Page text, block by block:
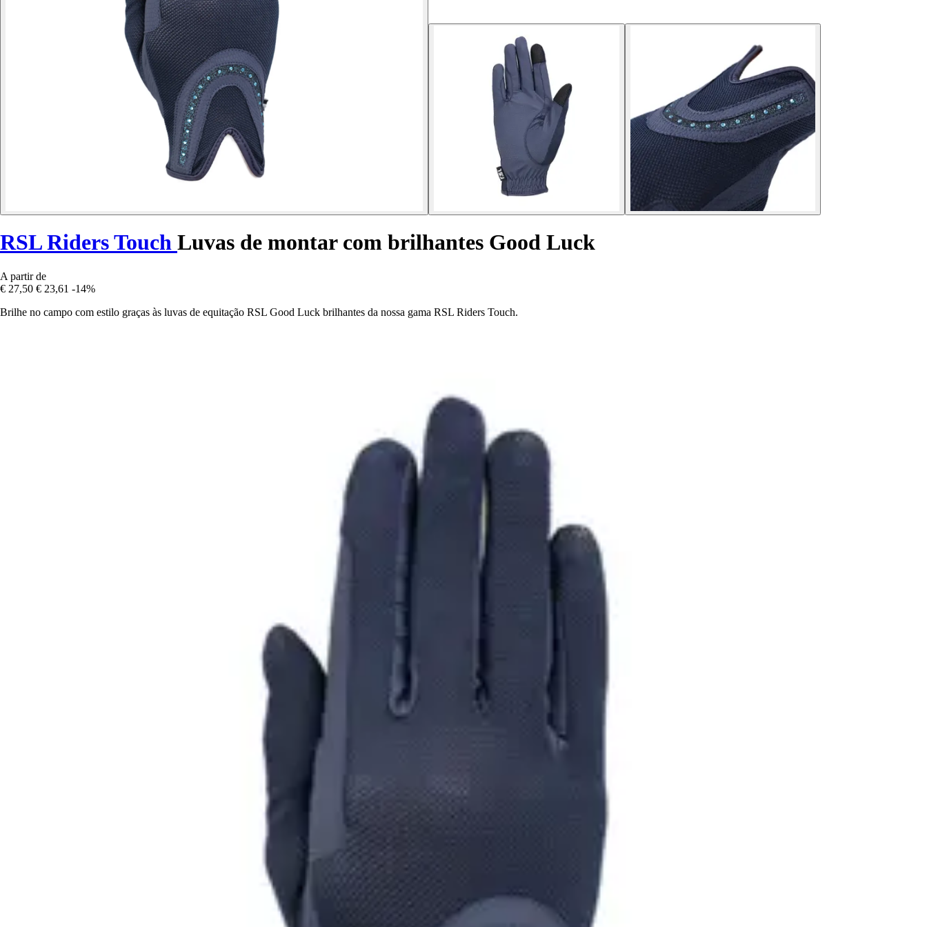
RSL Riders Touch Luvas de montar com brilhantes Good Luck
A partir de
€ 27,50 € 23,61 -14%
Brilhe no campo com estilo graças às luvas de equitação RSL Good Luck brilhantes da nossa gama RSL Riders Touch.